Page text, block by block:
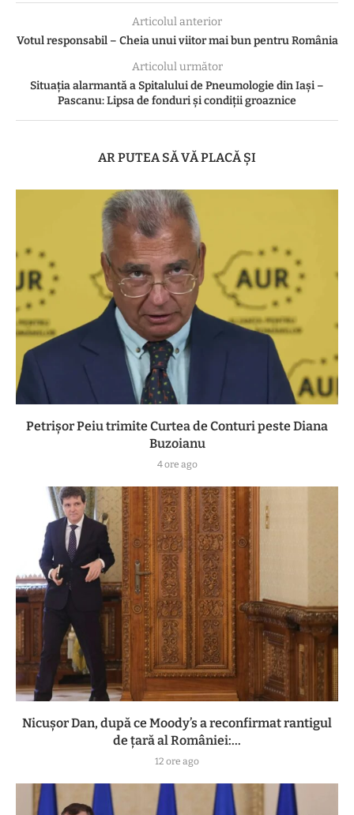
Articolul anterior
Votul responsabil – Cheia unui viitor mai bun pentru România
Articolul următor
Situația alarmantă a Spitalului de Pneumologie din Iași –
Pascanu: Lipsa de fonduri și condiții groaznice
AR PUTEA SĂ VĂ PLACĂ ȘI
Petrișor Peiu trimite Curtea de Conturi peste Diana
Buzoianu
4 ore ago
Nicușor Dan, după ce Moody’s a reconfirmat rantigul
de țară al României:...
12 ore ago